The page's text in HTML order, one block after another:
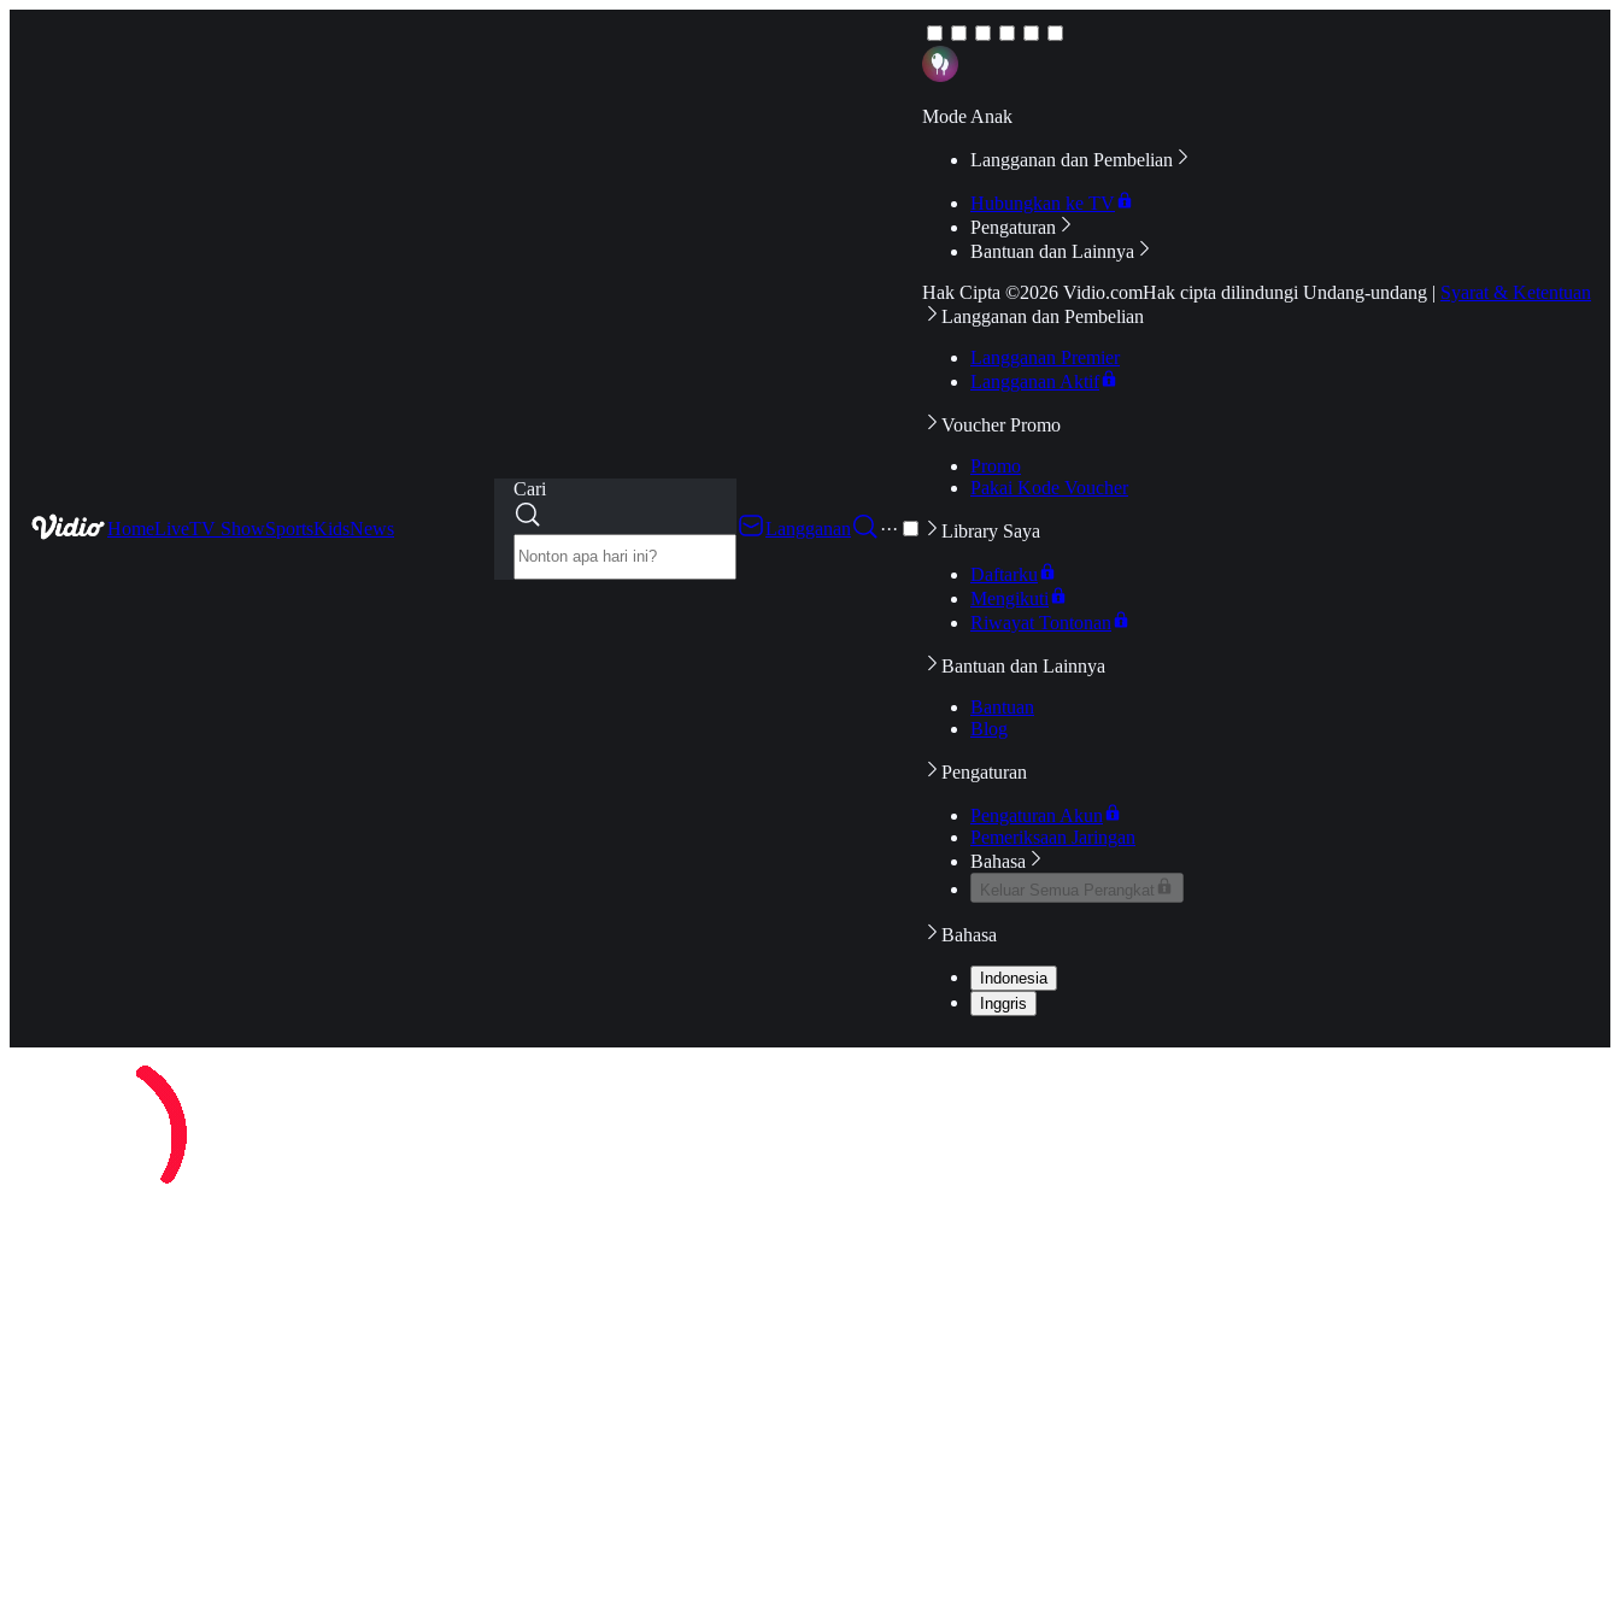
HomeLiveTV ShowSportsKidsNews
Cari
Langganan
···
Mode Anak
Langganan dan Pembelian
Hubungkan ke TV
Pengaturan
Bantuan dan Lainnya
Hak Cipta ©2026 Vidio.comHak cipta dilindungi Undang-undang | Syarat & Ketentuan
Langganan dan Pembelian
Langganan Premier
Langganan Aktif
Voucher Promo
Promo
Pakai Kode Voucher
Library Saya
Daftarku
Mengikuti
Riwayat Tontonan
Bantuan dan Lainnya
Bantuan
Blog
Pengaturan
Pengaturan Akun
Pemeriksaan Jaringan
Bahasa
Keluar Semua Perangkat
Bahasa
Indonesia
Inggris